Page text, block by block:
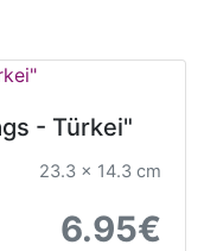
- Türkei"
23.3 x 14.3 cm
6.95€